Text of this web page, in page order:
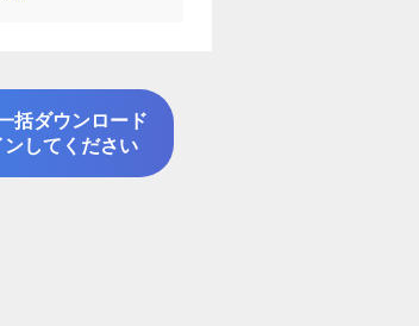
括ダウンロード
してください